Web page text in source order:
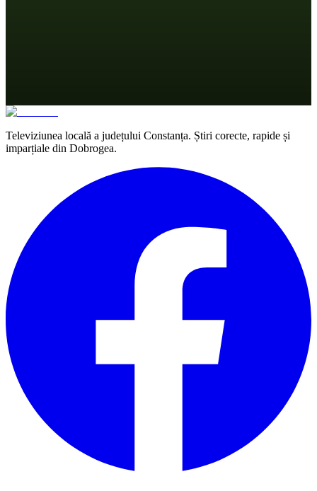
Televiziunea locală a județului Constanța. Știri corecte, rapide și
imparțiale din Dobrogea.